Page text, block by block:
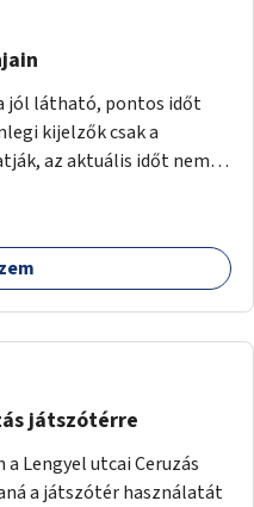
jól látható, pontos időt
kijelzők csak a
az aktuális időt nem.
játszótérre
Lengyel utcai Ceruzás
a játszótér használatát